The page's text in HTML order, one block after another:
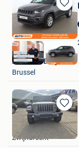
Bewaren
in
Autohero België
Brussel
Bewaren
in
Mijn
VERACO NV.
Zwijndrecht